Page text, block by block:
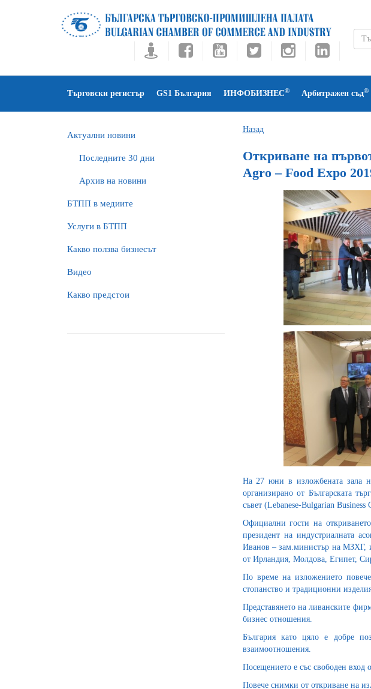
Търговски регистър GS1 България ИНФОБИЗНЕС® Арбитражен съд®
Актуални новини
Последните 30 дни
Архив на новини
БTПП в медиите
Услуги в БТПП
Какво ползва бизнесът
Видео
Какво предстои
Назад
Откриване на
Agro – Food Expo
На 27 юни в изложбената зала
организирано от Българската
съвет (Lebanese-Bulgarian Business
Официални гости на
президент на индустриалната
Иванов – зам.министър на МЗХГ,
от Ирландия, Молдова, Египет,
По време на изложението
стопанство и традиционни
Представянето на ливанските
бизнес отношения.
България като цяло е добре
взаимоотношения.
Посещението е със свободен вход
Повече снимки от откриване на